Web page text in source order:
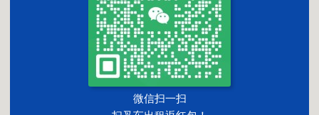
微信扫一扫